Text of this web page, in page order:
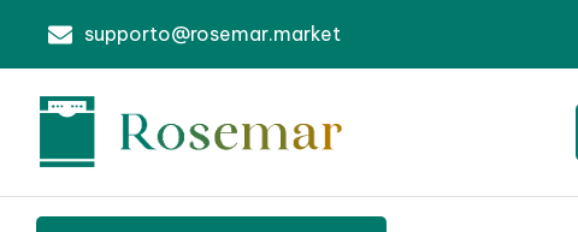
supporto@rosemar.market